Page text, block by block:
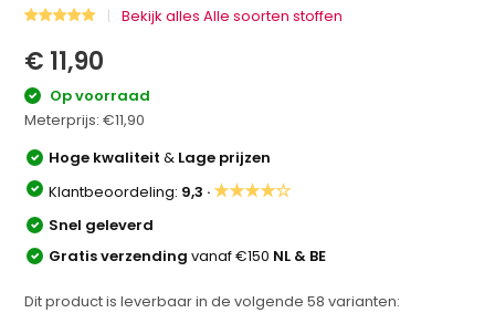
Bekijk alles Alle soorten stoffen
€ 11,90
Op voorraad
Meterprijs:€11,90
Hoge kwaliteit& Lage prijzen
Klantbeoordeling: 9,3 ·★★★★☆
Snel geleverd
Gratis verzendingvanaf €150 NL & BE
Dit product is leverbaar in de volgende58 varianten: